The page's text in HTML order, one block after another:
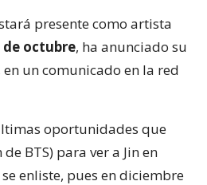
presente como artista
de octubre, ha anunciado su
un comunicado en la red
oportunidades que
BTS) para ver a Jin en
enliste, pues en diciembre